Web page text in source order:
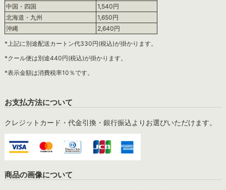
中国・四国
1,540円
北海道・九州
1,650円
沖縄
2,640円
*上記に別途配送カートン代330円(税込)が掛かります。
*クール便は別途440円(税込)が掛かります。
*表示金額は消費税率10％です。
お支払方法について
クレジットカード・代金引換・銀行振込よりお選びいただけます。
商品の画像について